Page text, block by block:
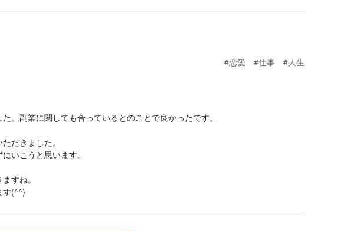
#恋愛
#仕事
#人生
。副業に関しても合っているとのことで良かったです。
だきました。
いこうと思います。
すね。
す(^^)